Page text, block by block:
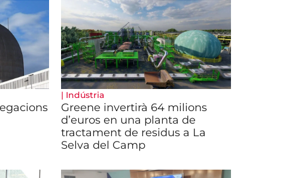
| Indústria
Greene invertirà 64 milions
d’euros en una planta de
tractament de residus a La
Selva del Camp